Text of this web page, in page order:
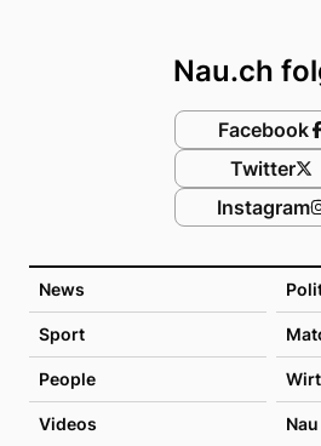
News
Sport
People
Videos
Nau.ch
Facebook
Twitter
Instagram